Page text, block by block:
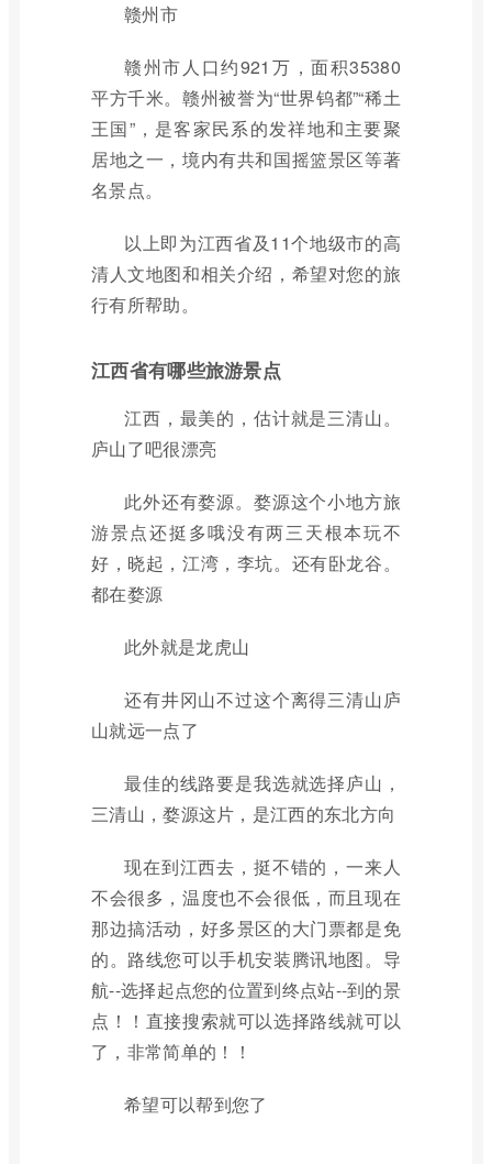
赣州市
赣州市人口约921万，面积35380
平方千米。赣州被誉为“世界钨都”“稀土
王国”，是客家民系的发祥地和主要聚
居地之一，境内有共和国摇篮景区等著
名景点。
以上即为江西省及11个地级市的高
清人文地图和相关介绍，希望对您的旅
行有所帮助。
江西省有哪些旅游景点
江西，最美的，估计就是三清山。
庐山了吧很漂亮
此外还有婺源。婺源这个小地方旅
游景点还挺多哦没有两三天根本玩不
好，晓起，江湾，李坑。还有卧龙谷。
都在婺源
此外就是龙虎山
还有井冈山不过这个离得三清山庐
山就远一点了
最佳的线路要是我选就选择庐山，
三清山，婺源这片，是江西的东北方向
现在到江西去，挺不错的，一来人
不会很多，温度也不会很低，而且现在
那边搞活动，好多景区的大门票都是免
的。路线您可以手机安装腾讯地图。导
航--选择起点您的位置到终点站--到的景
点！！直接搜索就可以选择路线就可以
了，非常简单的！！
希望可以帮到您了